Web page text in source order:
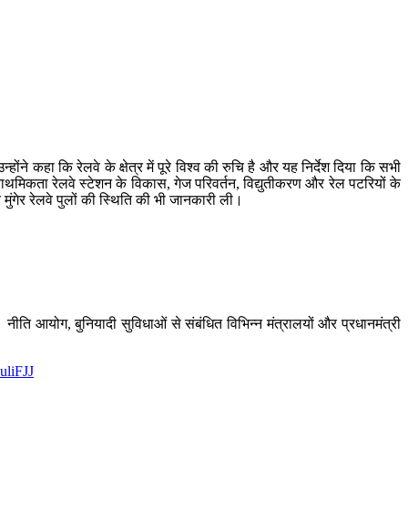
कहा कि रेलवे के क्षेत्र में पूरे विश्व की रुचि है और यह निर्देश दिया कि सभी
रेलवे स्टेशन के विकास, गेज परिवर्तन, विद्युतीकरण और रेल पटरियों के
रेलवे पुलों की स्थिति की भी जानकारी ली।
आयोग, बुनियादी सुविधाओं से संबंधित विभिन्न मंत्रालयों और प्रधानमंत्री